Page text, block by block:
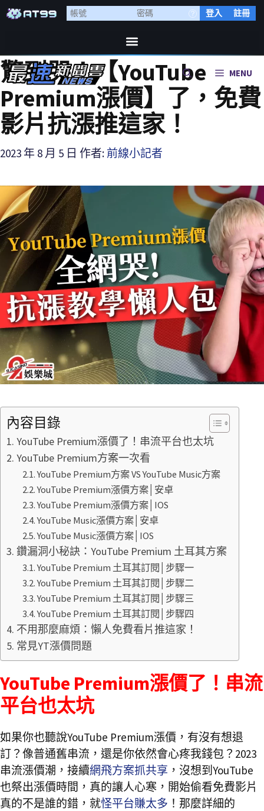
登入 註冊
MENU
驚到哭！【YouTube
Premium漲價】了，免費
影片抗漲推這家！
2023 年 8 月 5 日 作者: 前線小記者
內容目錄
YouTube Premium漲價了！串流平台也太坑
YouTube Premium方案一次看
YouTube Premium方案 VS YouTube Music方案
YouTube Premium漲價方案│安卓
YouTube Premium漲價方案│IOS
YouTube Music漲價方案│安卓
YouTube Music漲價方案│IOS
鑽漏洞小秘訣：YouTube Premium 土耳其方案
YouTube Premium 土耳其訂閱│步驟一
YouTube Premium 土耳其訂閱│步驟二
YouTube Premium 土耳其訂閱│步驟三
YouTube Premium 土耳其訂閱│步驟四
不用那麼麻煩：懶人免費看片推這家！
常見YT漲價問題
YouTube Premium漲價了！串流
平台也太坑
如果你也聽說YouTube Premium漲價，有沒有想退
訂？像普通舊串流，還是你依然會心疼我錢包？2023
串流漲價潮，接續網飛方案抓共享 ，沒想到YouTube
也祭出漲價時間，真的讓人心寒，開始偷看免費影片
真的不是誰的錯，就怪平台賺太多 ！那麼詳細的